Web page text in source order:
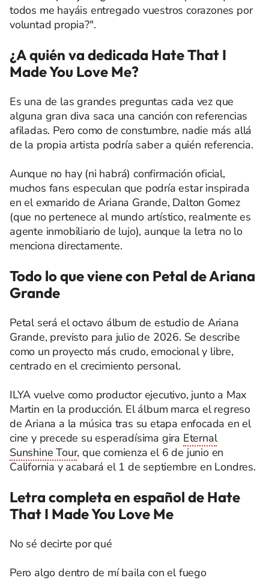
todos me hayáis entregado vuestros corazones por
voluntad propia?".
¿A quién va dedicada Hate That I
Made You Love Me?
Es una de las grandes preguntas cada vez que
alguna gran diva saca una canción con referencias
afiladas. Pero como de constumbre, nadie más allá
de la propia artista podría saber a quién referencia.
Aunque no hay (ni habrá) confirmación oficial,
muchos fans especulan que podría estar inspirada
en el exmarido de Ariana Grande, Dalton Gomez
(que no pertenece al mundo artístico, realmente es
agente inmobiliario de lujo), aunque la letra no lo
menciona directamente.
Todo lo que viene con Petal de Ariana
Grande
Petal será el octavo álbum de estudio de Ariana
Grande, previsto para julio de 2026. Se describe
como un proyecto más crudo, emocional y libre,
centrado en el crecimiento personal.
ILYA vuelve como productor ejecutivo, junto a Max
Martin en la producción. El álbum marca el regreso
de Ariana a la música tras su etapa enfocada en el
cine y precede su esperadísima gira Eternal
Sunshine Tour, que comienza el 6 de junio en
California y acabará el 1 de septiembre en Londres.
Letra completa en español de Hate
That I Made You Love Me
No sé decirte por qué
Pero algo dentro de mí baila con el fuego